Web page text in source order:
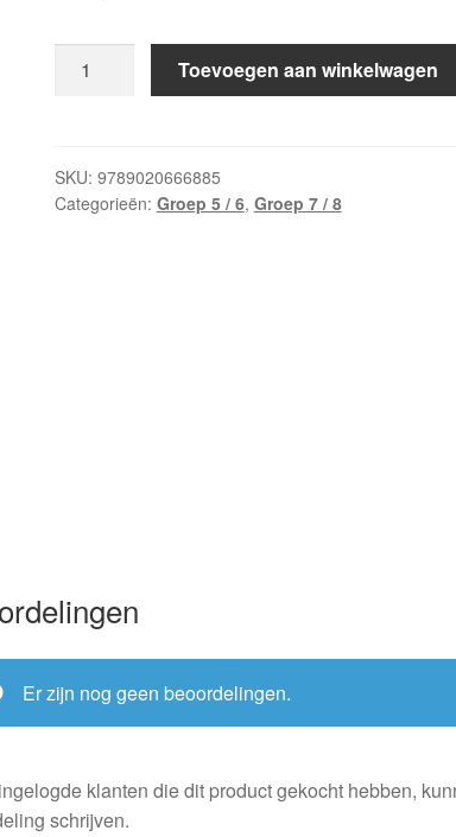
Snelle
/
Ad
Toevoegen aan winkelwagen
SKU: 9789020666885
Categorieën: Groep 5 / 6, Groep 7 / 8
Er zijn nog geen beoordelingen.
klanten die dit product gekocht hebben,
schrijven.